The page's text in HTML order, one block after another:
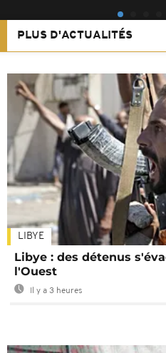
PLUS D'ACTUALITÉS
LIBYE
Libye : des détenus
l'Ouest
Il y a 3 heures